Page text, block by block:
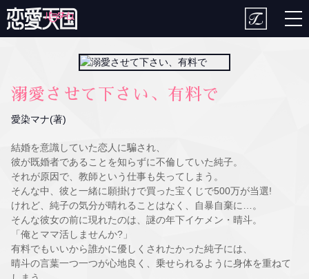
溺愛させて下さい、有料で
愛染マナ(著)
結婚を意識していた恋人に騙され、
彼が既婚者であることを知らずに不倫していた純子。
それが原因で、教師という仕事も失ってしまう。
そんな中、彼と一緒に願掛けで買った宝くじで500万が当選!
けれど、純子の気分が晴れることはなく、自暴自棄に…。
そんな彼女の前に現れたのは、謎の年下イケメン・晴斗。
「俺とママ活しませんか?」
有料でもいいから誰かに優しくされたかった純子には、
晴斗の言葉一つ一つが心地良く、乗せられるように身体を重ねて